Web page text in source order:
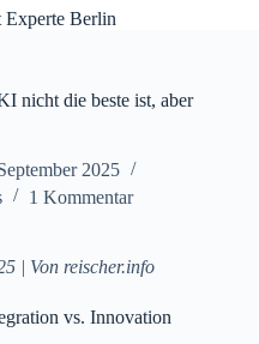
Berlin
nicht die beste ist, aber
2025
1 Kommentar
| Von reischer.info
vs. Innovation